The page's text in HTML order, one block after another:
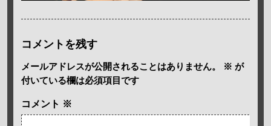
コメントを残す
メールアドレスが公開されることはありません。 ※ が
付いている欄は必須項目です
コメント ※